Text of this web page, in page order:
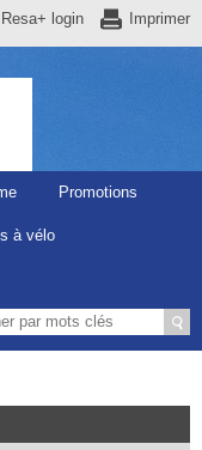
Imprimer
Resa+ login
Promotions
à vélo